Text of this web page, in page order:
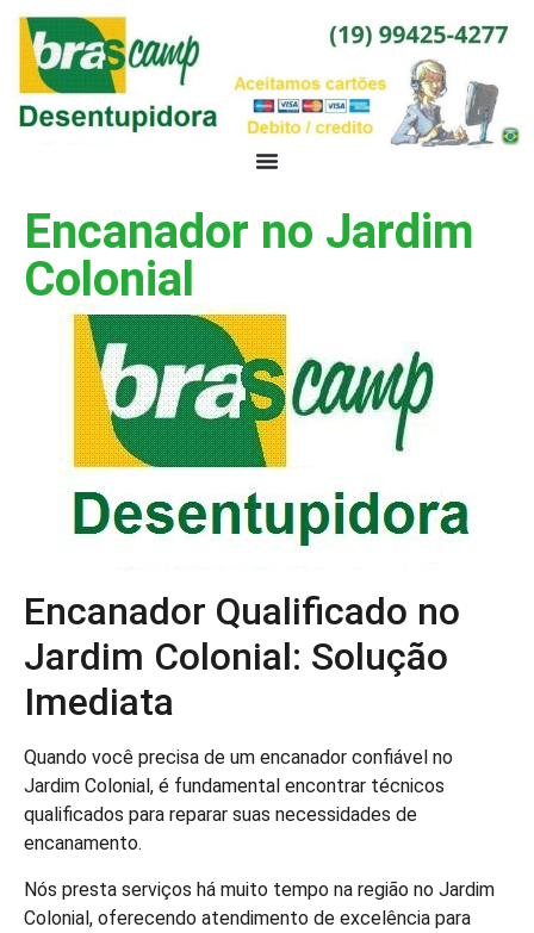
Encanador no Jardim
Colonial
Encanador Qualificado no
Jardim Colonial: Solução
Imediata
Quando você precisa de um encanador confiável no
Jardim Colonial, é fundamental encontrar técnicos
qualificados para reparar suas necessidades de
encanamento.
Nós presta serviços há muito tempo na região no Jardim
Colonial, oferecendo atendimento de excelência para